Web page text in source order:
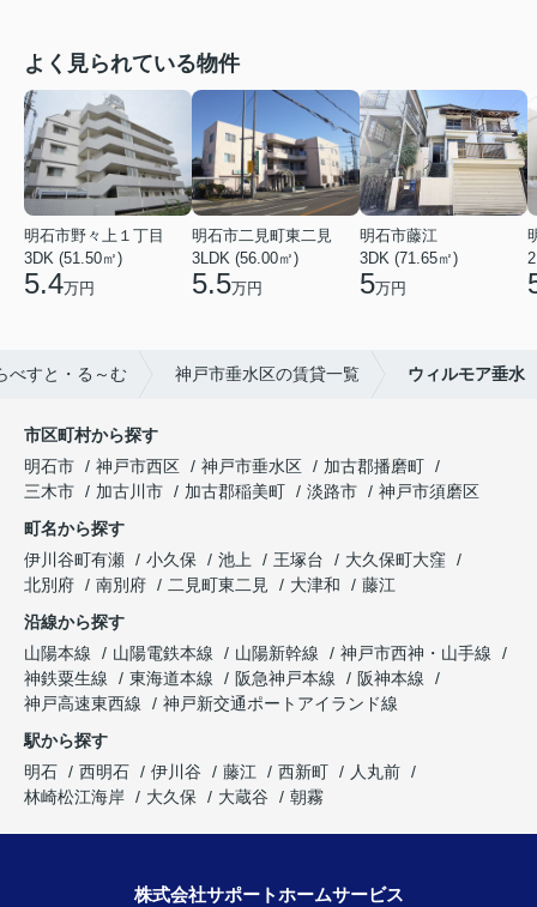
よく見られている物件
明石市野々上１丁目
3DK (51.50㎡)
5.4万円
明石市二見町東二見
3LDK (56.00㎡)
5.5万円
明石市藤江
3DK (71.65㎡)
5万円
べすと・る～む 神戸市垂水区の賃貸一覧 ウィルモア垂水
市区町村から探す
明石市
神戸市西区 神戸市垂水区
加古郡播磨町
三木市
加古川市 加古郡稲美町 淡路市
神戸市須磨区
町名から探す
伊川谷町有瀬
小久保 池上 王塚台
大久保町大窪
北別府
南別府 二見町東二見 大津和
藤江
沿線から探す
山陽本線
山陽電鉄本線 山陽新幹線
神戸市西神・山手線
神鉄粟生線
東海道本線 阪急神戸本線
阪神本線
神戸高速東西線
神戸新交通ポートアイランド線
駅から探す
明石
西明石 伊川谷 藤江 西新町
人丸前
林崎松江海岸
大久保 大蔵谷 朝霧
株式会社サポートホームサービス